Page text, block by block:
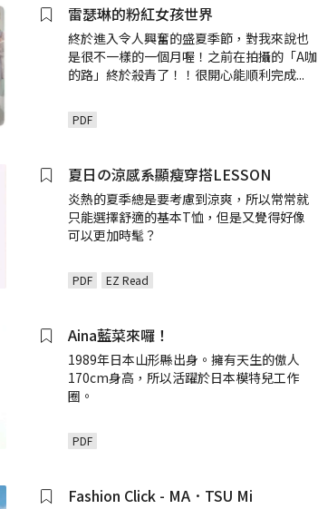
雷瑟琳的粉紅女孩世界
終於進入令人興奮的盛夏季節，對我來說也
是很不一樣的一個月喔！之前在拍攝的「A咖
的路」終於殺青了！！很開心能順利完成...
PDF
夏日の涼感系顯瘦穿搭LESSON
炎熱的夏季總是要考慮到涼爽，所以常常就
只能選擇舒適的基本T恤，但是又覺得好像
可以更加時髦？
PDF EZ Read
Aina藍菜來囉！
1989年日本山形縣出身。擁有天生的傲人
170cm身高，所以活躍於日本模特兒工作
圈。
PDF
Fashion Click - MA．TSU Mi